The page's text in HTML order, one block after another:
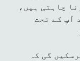
چاہتی ہیں،
آپ کے تحت
گی کہ